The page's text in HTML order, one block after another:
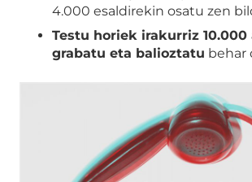
4.000 esaldirekin osatu zen
Testu horiek irakurriz 10.000
grabatu eta balioztatu behar